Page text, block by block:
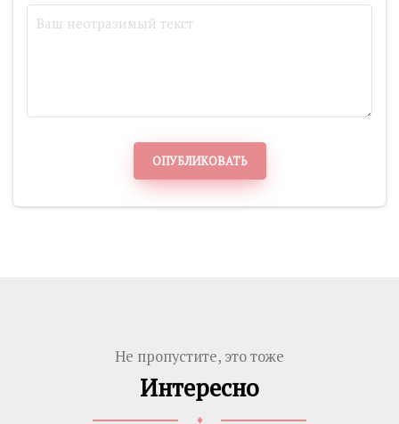
ОПУБЛИКОВАТЬ
Не пропустите, это тоже
Интересно
♦